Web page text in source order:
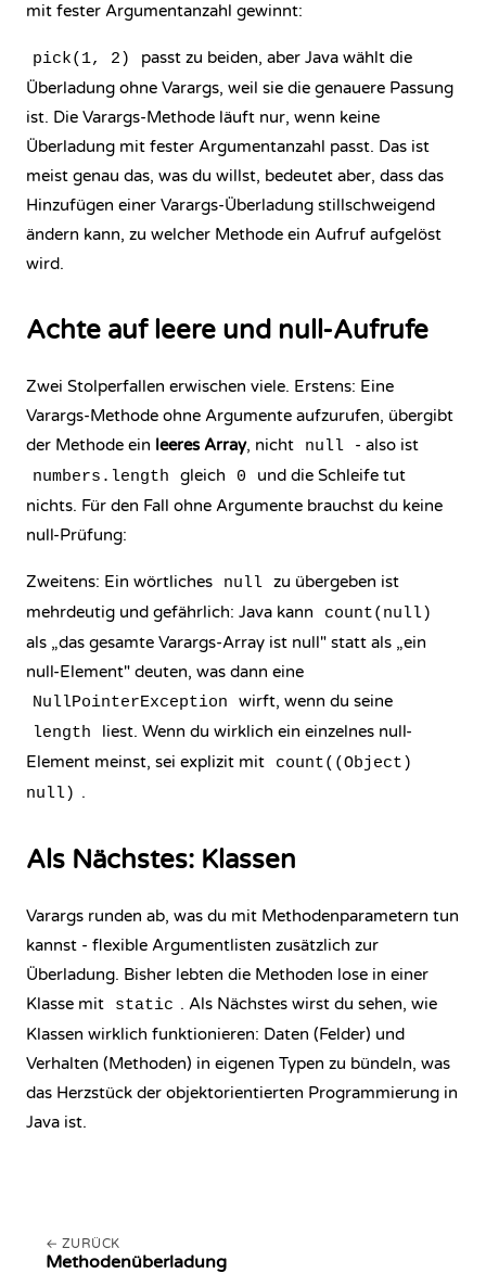
mit fester Argumentanzahl gewinnt:
pick(1, 2)
passt zu beiden, aber Java wählt die
Überladung ohne Varargs, weil sie die genauere Passung
ist. Die Varargs-Methode läuft nur, wenn keine
Überladung mit fester Argumentanzahl passt. Das ist
meist genau das, was du willst, bedeutet aber, dass das
Hinzufügen einer Varargs-Überladung stillschweigend
ändern kann, zu welcher Methode ein Aufruf aufgelöst
wird.
Achte auf leere und null-Aufrufe
Zwei Stolperfallen erwischen viele. Erstens: Eine
Varargs-Methode ohne Argumente aufzurufen, übergibt
der Methode ein leeres Array, nicht null - also ist
numbers.length gleich 0
und die Schleife tut
nichts. Für den Fall ohne Argumente brauchst du keine
null-Prüfung:
Zweitens: Ein wörtliches null zu übergeben ist
mehrdeutig und gefährlich: Java kann
count(null)
als „das gesamte Varargs-Array ist null" statt als „ein
null-Element" deuten, was dann eine
NullPointerException wirft, wenn du seine
length
liest. Wenn du wirklich ein einzelnes null-
Element meinst, sei explizit mit
count((Object)
null) .
Als Nächstes: Klassen
Varargs runden ab, was du mit Methodenparametern tun
kannst - flexible Argumentlisten zusätzlich zur
Überladung. Bisher lebten die Methoden lose in einer
Klasse mit
static . Als Nächstes wirst du sehen, wie
Klassen wirklich funktionieren: Daten (Felder) und
Verhalten (Methoden) in eigenen Typen zu bündeln, was
das Herzstück der objektorientierten Programmierung in
Java ist.
ZURÜCK
Methodenüberladung